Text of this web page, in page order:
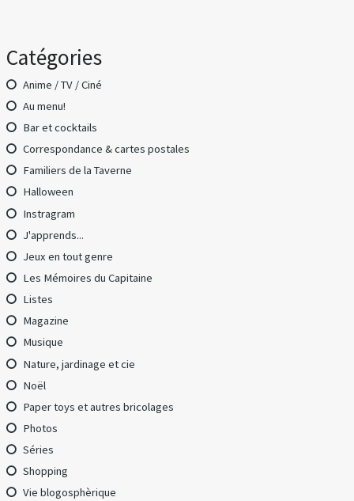
Catégories
Anime / TV / Ciné
Au menu!
Bar et cocktails
Correspondance & cartes postales
Familiers de la Taverne
Halloween
Instragram
J'apprends...
Jeux en tout genre
Les Mémoires du Capitaine
Listes
Magazine
Musique
Nature, jardinage et cie
Noël
Paper toys et autres bricolages
Photos
Séries
Shopping
Vie blogosphèrique